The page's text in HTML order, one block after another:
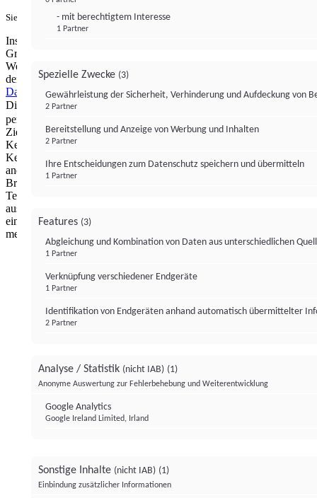
Sie haben ein PUR-Abo?Hier anmelden.
Institutional Money mit Werbung: Wir nutzen aus wirtschaftlichen
Gründen die Möglichkeit, unsere Webseite Dritten als digitalen
Werbeplatz zur Verfügung zu stellen. Über Verarbeitungen, die in
der Verantwortung von uns liegen, können Sie sich in unserer
Datenschutzerklärungnäher informieren.Zur Bereitstellung unserer
Dienste nutzen wir Technologien von
personalisierte Werbung, Messung von Werbeleistung und
Zielgruppenforschung. Cookies, Endgeräte- oder ähnliche Online-
Kennungen (z. B. login-basierte Kennungen, zufällig generierte
Kennungen, netzwerkbasierte Kennungen) können zusammen mit
anderen Informationen (z. B. Browsertyp und
Browserinformationen, Sprache, Bildschirmgröße, unterstützte
Technologien usw.) auf Ihrem Endgerät gespeichert oder von dort
ausgelesen werden, um es jedes Mal wiederzuerkennen, wenn es
eine App oder einer Webseite aufruft. Dies geschieht für einen oder
mehrere der hier aufgeführten Verarbeitungszwecke.
- mit berechtigtem Interesse
1 Partner
Spezielle Zwecke (3)
Gewährleistung der Sicherheit, Verhinderung und Aufdeckung von
2 Partner
Bereitstellung und Anzeige von Werbung und Inhalten
2 Partner
Ihre Entscheidungen zum Datenschutz speichern und übermitteln
1 Partner
Features (3)
Abgleichung und Kombination von Daten aus unterschiedlichen
1 Partner
Verknüpfung verschiedener Endgeräte
1 Partner
Identifikation von Endgeräten anhand automatisch übermittelter
2 Partner
Analyse / Statistik (nicht IAB) (1)
Anonyme Auswertung zur Fehlerbehebung und Weiterentwicklung
Google Analytics
Google Ireland Limited, Irland
Sonstige Inhalte (nicht IAB) (1)
Einbindung zusätzlicher Informationen
Institutional Money
ImpressumDatenschutzerklärung